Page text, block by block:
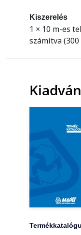
Kiszerelés
1 × 10 m-es
számítva (300